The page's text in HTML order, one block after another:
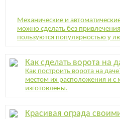
Механические и
можно сделать без
пользуются популярностью у
Как сделать ворота на
Как построить ворота на
местом их расположения и с
изготовлены.
Красивая ограда